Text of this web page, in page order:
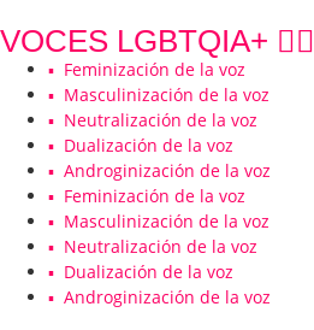
VOCES LGBTQIA+ 🏳️‍🌈
▪️ Feminización de la voz
▪️ Masculinización de la voz
▪️ Neutralización de la voz
▪️ Dualización de la voz
▪️ Androginización de la voz
▪️ Feminización de la voz
▪️ Masculinización de la voz
▪️ Neutralización de la voz
▪️ Dualización de la voz
▪️ Androginización de la voz